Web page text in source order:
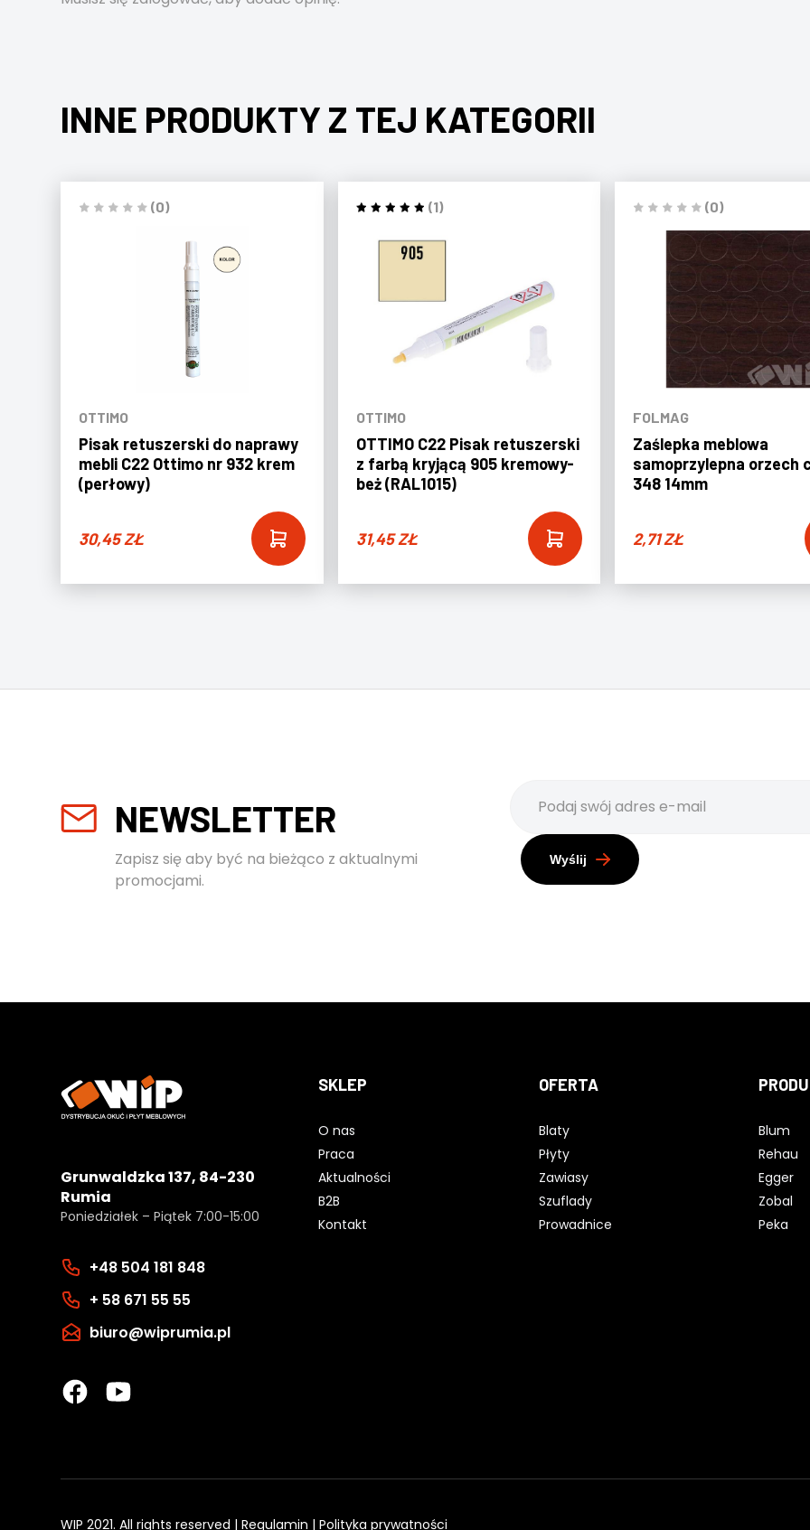
INNE PRODUKTY Z TEJ KATEGORII
(0)
OTTIMO
Pisak retuszerski do naprawy
mebli C22 Ottimo nr 932 krem
(perłowy)
30,45ZŁ
(1)
OTTIMO
OTTIMO C22 Pisak retuszerski
z farbą kryjącą 905 kremowy-
beż (RAL1015)
31,45ZŁ
(0)
FOLMAG
Zaślepka meblowa
samoprzylepna orzech
348 14mm
2,71ZŁ
NEWSLETTER
Zapisz się aby być na bieżąco z aktualnymi
promocjami.
Wyślij
Grunwaldzka 137, 84-230
Rumia
Poniedziałek – Piątek 7:00-15:00
+48 504 181 848
+ 58 671 55 55
biuro@wiprumia.pl
SKLEP
O nas
Praca
Aktualności
B2B
Kontakt
OFERTA
Blaty
Płyty
Zawiasy
Szuflady
Prowadnice
Blum
Rehau
Egger
Zobal
Peka
WIP 2021. All rights reserved |Regulamin |Polityka prywatności